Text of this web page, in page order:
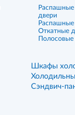
Распашные
двери
Распашные
Откатные
Шкафы
Сэндвич-